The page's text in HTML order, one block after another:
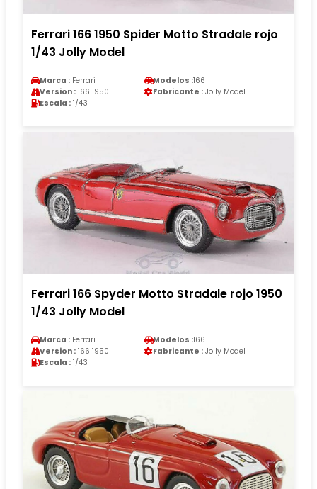
Ferrari 166 1950 Spider Motto Stradale rojo
1/43 Jolly Model
Marca : Ferrari Modelos :166
Version : 166 1950 Fabricante : Jolly Model
Escala : 1/43
Ferrari 166 Spyder Motto Stradale rojo 1950
1/43 Jolly Model
Marca : Ferrari Modelos :166
Version : 166 1950 Fabricante : Jolly Model
Escala : 1/43